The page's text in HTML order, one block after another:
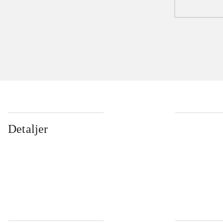
Detaljer